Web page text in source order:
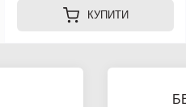
КУПИТИ